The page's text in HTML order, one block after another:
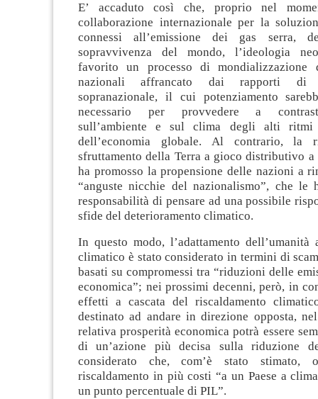
E’ accaduto così che, proprio nel
collaborazione internazionale per la
connessi all’emissione dei gas serra,
sopravvivenza del mondo, l’ideologia
favorito un processo di mondializzazione
nazionali affrancato dai rapporti di
sopranazionale, il cui potenziamento
necessario per provvedere a
sull’ambiente e sul clima degli alti ritmi
dell’economia globale. Al contrario, la
sfruttamento della Terra a gioco distributivo a
ha promosso la propensione delle nazioni a
“anguste nicchie del nazionalismo”, che le
responsabilità di pensare ad una possibile
sfide del deterioramento climatico.
In questo modo, l’adattamento dell’umanità
climatico è stato considerato in termini di
basati su compromessi tra “riduzioni delle
economica”; nei prossimi decenni, però, in
effetti a cascata del riscaldamento
destinato ad andare in direzione opposta,
relativa prosperità economica potrà essere
di un’azione più decisa sulla riduzione
considerato che, com’è stato stimato,
riscaldamento in più costi “a un Paese a
un punto percentuale di PIL”.